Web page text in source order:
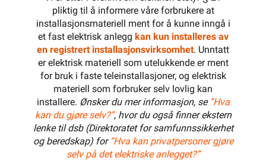
pliktig til å informere våre forbrukere at
installasjonsmateriell ment for å kunne inngå i
et fast elektrisk anlegg kan kun installeres av
en registrert installasjonsvirksomhet. Unntatt
er elektrisk materiell som utelukkende er ment
for bruk i faste teleinstallasjoner, og elektrisk
materiell som forbruker selv lovlig kan
installere. Ønsker du mer informasjon, se ”Hva
kan du gjøre selv?”, hvor du også finner ekstern
lenke til dsb (Direktoratet for samfunnssikkerhet
og beredskap) for “Hva kan privatpersoner gjøre
selv på det elektriske anlegget?”